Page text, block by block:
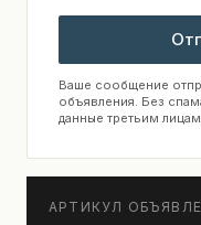
Ваше сообщение
объявления. Без
данные третьим лицам.
АРТИКУЛ